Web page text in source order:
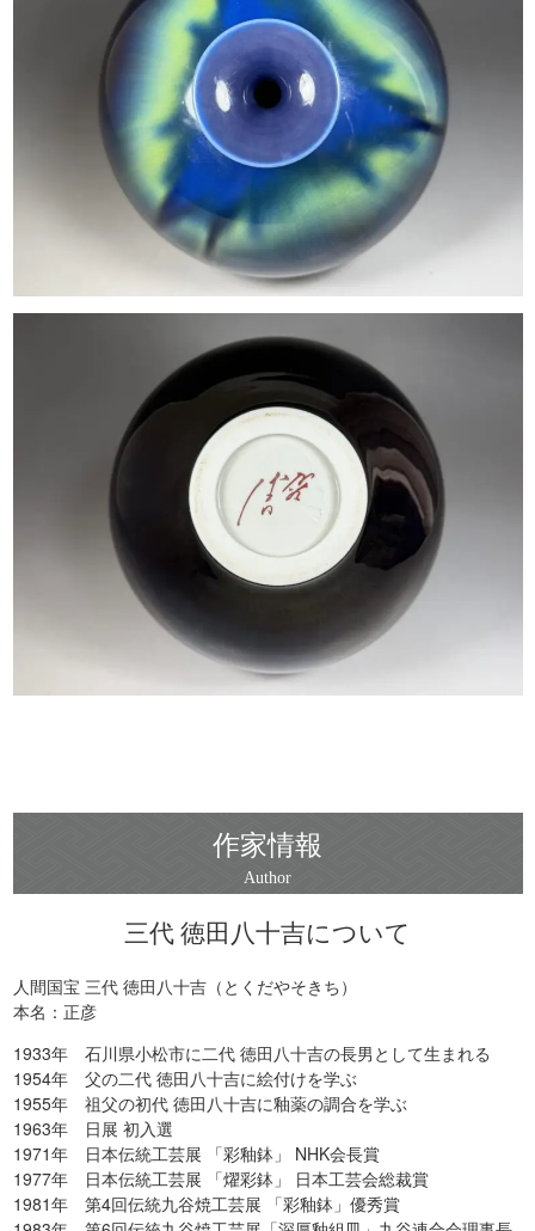
作家情報
三代 徳田八十吉について
人間国宝 三代 徳田八十吉（とくだやそきち）
本名：正彦
1933年 石川県小松市に二代 徳田八十吉の長男として生まれる
1954年 父の二代 徳田八十吉に絵付けを学ぶ
1955年 祖父の初代 徳田八十吉に釉薬の調合を学ぶ
1963年 日展 初入選
1971年 日本伝統工芸展 「彩釉鉢」 NHK会長賞
1977年 日本伝統工芸展 「燿彩鉢」 日本工芸会総裁賞
1981年 第4回伝統九谷焼工芸展 「彩釉鉢」優秀賞